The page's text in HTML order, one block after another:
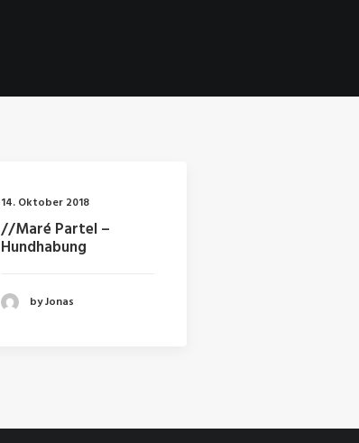
14. Oktober 2018
//Maré Partel –
Hundhabung
by Jonas